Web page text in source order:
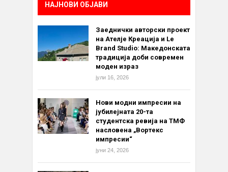
НАЈНОВИ ОБЈАВИ
Заеднички авторски проект
на Ателје Креација и Le
Brand Studio: Македонската
традиција доби современ
моден израз
јули 16, 2026
Нови модни импресии на
јубилејната 20-та
студентска ревија на ТМФ
насловена „Вортекс
импресии“
јуни 24, 2026